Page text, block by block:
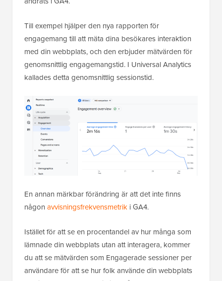
Till exempel hjälper den nya rapporten för
engagemang till att mäta dina besökares interaktion
med din webbplats, och den erbjuder mätvärden för
genomsnittlig engagemangstid. I Universal Analytics
kallades detta genomsnittlig sessionstid.
En annan märkbar förändring är att det inte finns
någon avvisningsfrekvensmetrik i GA4.
Istället för att se en procentandel av hur många som
lämnade din webbplats utan att interagera, kommer
du att se mätvärden som Engagerade sessioner per
användare för att se hur folk använde din webbplats